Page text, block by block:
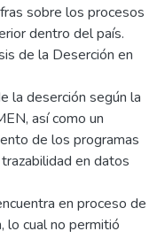
sobre los procesos
dentro del país.
de la Deserción en
la deserción según la
así como un
de los programas
en datos
en proceso de
lo cual no permitió